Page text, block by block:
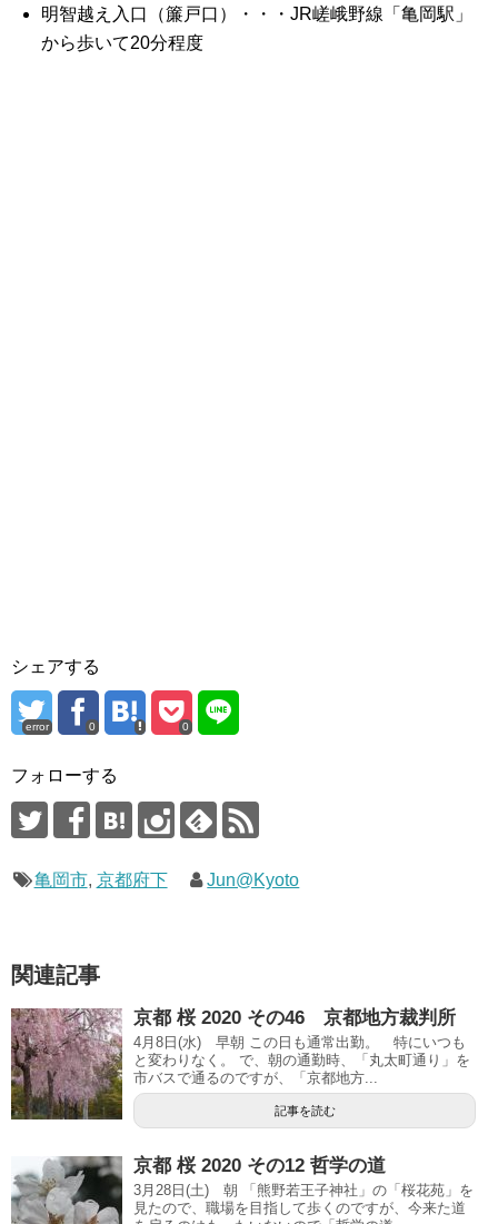
明智越え入口（簾戸口）・・・JR嵯峨野線「亀岡駅」
から歩いて20分程度
シェアする
error 0 0
フォローする
亀岡市, 京都府下 Jun@Kyoto
関連記事
京都 桜 2020 その46 京都地方裁判所
4月8日(水) 早朝 この日も通常出勤。 特にいつも
と変わりなく。 で、朝の通勤時、「丸太町通り」を
市バスで通るのですが、「京都地方...
記事を読む
京都 桜 2020 その12 哲学の道
3月28日(土) 朝 「熊野若王子神社」の「桜花苑」を
見たので、職場を目指して歩くのですが、今来た道